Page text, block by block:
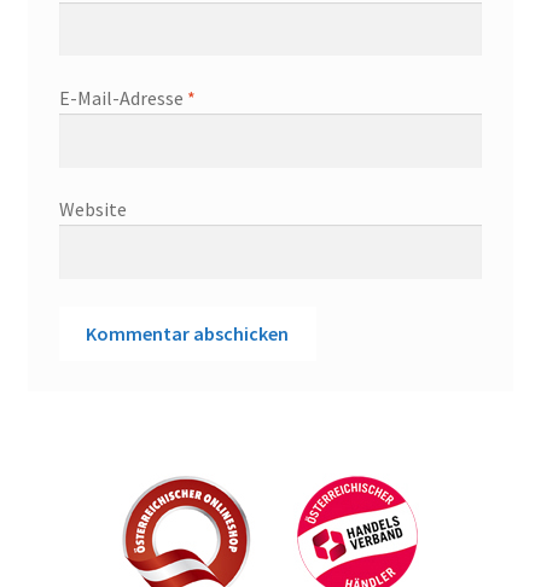
E-Mail-Adresse *
Website